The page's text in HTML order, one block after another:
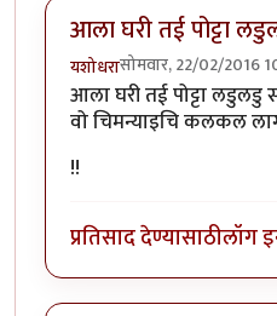
आला घरी तई पोट्टा
यशोधरासोमवार, 22/02/2016
आला घरी तई पोट्टा
वो चिमन्याइचि कलकल
!!
प्रतिसाद देण्यासाठीलॉग